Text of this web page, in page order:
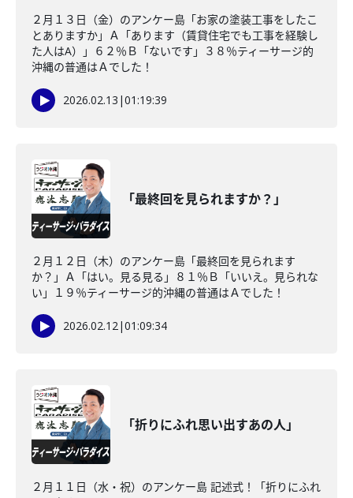
２月１３日（金）のアンケー島「お家の塗装工事をしたこ
とありますか」Ａ「あります（賃貸住宅でも工事を経験し
た人はA）」６２％Ｂ「ないです」３８％ティーサージ的
沖縄の普通はＡでした！
2026.02.13 |01:19:39
「最終回を見られますか？」
２月１２日（木）のアンケー島「最終回を見られます
か？」Ａ「はい。見る見る」８１％Ｂ「いいえ。見られな
い」１９％ティーサージ的沖縄の普通はＡでした！
2026.02.12|01:09:34
「折りにふれ思い出すあの人」
２月１１日（水・祝）のアンケー島 記述式！「折りにふれ